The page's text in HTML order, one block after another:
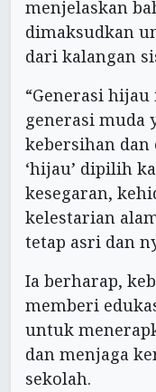
menjelaskan
dimaksudkan
dari kalangan
“Generasi
generasi muda
kebersihan
‘hijau’ dipilih
kesegaran,
kelestarian
tetap asri dan
Ia berharap,
memberi
untuk
dan menjaga
sekolah.